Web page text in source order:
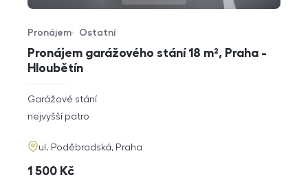
Pronájem garážového stání 18 m², Praha -
Hloubětín
Typ nabídky
Pronájem
Typ nemovitosti
Ostatní
rozměry
dispozice
Garážové stání
funkce
nejvyšší patro
adresa
ul. Poděbradská, Praha
cena
1 500 Kč